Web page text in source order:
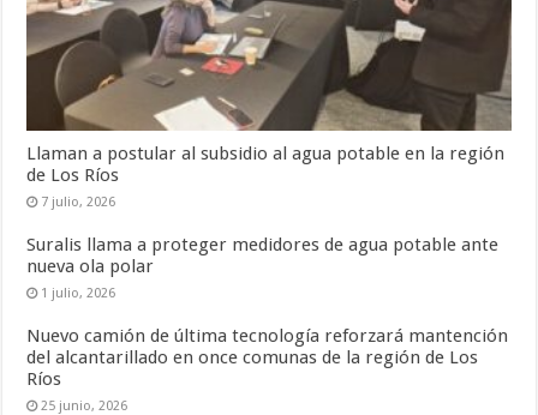
Llaman a postular al subsidio al agua potable en la región
de Los Ríos
7 julio, 2026
Suralis llama a proteger medidores de agua potable ante
nueva ola polar
1 julio, 2026
Nuevo camión de última tecnología reforzará mantención
del alcantarillado en once comunas de la región de Los
Ríos
25 junio, 2026